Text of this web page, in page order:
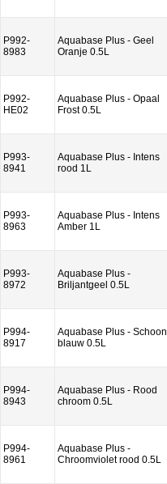
P992-
8983
Aquabase Plus - Geel
Oranje 0.5L
P992-
HE02
Aquabase Plus - Opaal
Frost 0.5L
P993-
8941
Aquabase Plus - Intens
rood 1L
P993-
8963
Aquabase Plus - Intens
Amber 1L
P993-
8972
Aquabase Plus -
Briljantgeel 0.5L
P994-
8917
Aquabase Plus - Schoon
blauw 0.5L
P994-
8943
Aquabase Plus - Rood
chroom 0.5L
P994-
8961
Aquabase Plus -
Chroomviolet rood 0.5L